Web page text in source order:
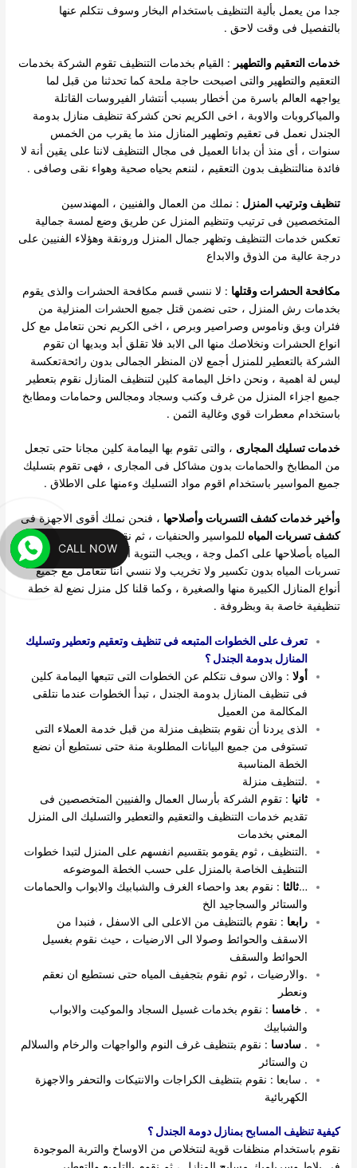
جدا من يعمل بألية التنظيف باستخدام البخار وسوف نتكلم عنها
بالتفصيل فى وقت لاحق .
خدمات التعقيم والتطهير : القيام بخدمات التنظيف تقوم الشركة بخدمات
التعقيم والتطهير والتى اصبحت حاجة ملحة كما تحدثنا من قبل لما
يواجهه العالم باسرة من أخطار بسبب أنتشار الفيروسات القاتلة
والمياكروبات والاوبة ، اخى الكريم نحن كشركة تنظيف منازل بدومة
الجندل نعمل فى تعقيم وتطهير المنازل منذ ما يقرب من الخمس
سنوات ، أى منذ أن بدانا العميل فى مجال التنظيف لاننا على يقين أنة لا
فائدة منالتنظيف بدون التعقيم ، لننعم بحياه صحية وهواء نقى وصافى .
تنظيف وترتيب المنزل : نملك من العمال والفنيين ، المهندسين
المتخصصين فى ترتيب وتنظيم المنزل عن طريق وضع لمسة جمالية
تعكس خدمات التنظيف وتظهر جمال المنزل ورونقة وهؤلاء الفنيين على
درجة عالية من الذوق والابداع
مكافحة الحشرات وقتلها : لا ننسي قسم مكافحة الحشرات والذى يقوم
بخدمات رش المنزل ، حتى نضمن قتل جميع الحشرات المنزلية من
فئران وبق وناموس وصراصير وبرص ، اخى الكريم نحن نتعامل مع كل
انواع الحشرات ونخلاصك منها الى الابد فلا تقلق أبد وبديها ان تقوم
الشركة بالتعطير للمنزل أجمع لان المنظر الجمالى بدون رائحةتعكسة
ليس لة اهمية ، ونحن داخل اليمامة كلين لتنظيف المنازل نقوم بتعطير
جميع اجزاء المنزل من غرف وكنب وسجاد ومجالس وحمامات ومطابخ
باستخدام معطرات قوي وغالية الثمن .
خدمات تسليك المجارى ، والتى تقوم بها اليمامة كلين مجانا حتى تجعل
من المطابخ والحمامات بدون مشاكل فى المجارى ، فهى تقوم بتسليك
جميع المواسير باستخدام اقوم مواد التسليك وءمنها على الاطلاق .
وأخير خدمات كشف التسربات وأصلاحها ، فنحن نملك أقوى الاجهزة فى
كشف تسربات المياه للمواسير والحنفيات ، ثم نقوم بعد فحص تسربات
المياه بأصلاحها على اكمل وجة ، ويجب التنوية أننا نعمل بأجهزة كشف
تسربات المياه بدون تكسير ولا تخريب ولا ننسي اننا نتعامل مع جميع
أنواع المنازل الكبيرة منها والصغيرة ، وكما قلنا كل منزل نضع لة خطة
تنظيفية خاصة بة وبظروفة .
تعرف على الخطوات المتبعه فى تنظيف وتعقيم وتعطير وتسليك
المنازل بدومة الجندل ؟
أولا : والان سوف نتكلم عن الخطوات التى تتبعها اليمامة كلين
فى تنظيف المنازل بدومة الجندل ، تبدأ الخطوات عندما نتلقى
المكالمة من العميل
الذى يردنا أن نقوم بتنظيف منزلة من قبل خدمة العملاء التى
تستوفى من جميع البيانات المطلوبة منة حتى نستطيع أن نضع
الخطة المناسبة
.لتنظيف منزلة
ثانيا : تقوم الشركة بأرسال العمال والفنيين المتخصصين فى
تقديم خدمات التنظيف والتعقيم والتعطير والتسليك الى المنزل
المعني بخدمات
.التنظيف ، ثوم يقومو بتقسيم انفسهم على المنزل لتبدا خطوات
التنظيف الخاصة بالمنزل على حسب الخطة الموضوعه
…ثالثا : نقوم بعد واحصاء الغرف والشبابيك والابواب والحمامات
والستائر والسجاجيد الخ
رابعا : نقوم بالتنظيف من الاعلى الى الاسفل ، فنبدا من
الاسقف والحوائط وصولا الى الارضيات ، حيث نقوم بغسيل
الحوائط والسقف
.والارضيات ، ثوم نقوم بتجفيف المياه حتى نستطيع ان نعقم
ونعطر
.خامسا : نقوم بخدمات غسيل السجاد والموكيت والابواب
والشبابيك
.سادسا : نقوم بتنظيف غرف النوم والواجهات والرخام والسلالم
ن والستائر
. سابعا : نقوم بتنظيف الكراجات والانتيكات والتحفر والاجهزة
الكهربائية
كيفية تنظيف المسابح بمنازل دومة الجندل ؟
نقوم باستخدام منظفات قوية لنتخلاص من الاوساخ والتربة الموجودة
CALL NOW